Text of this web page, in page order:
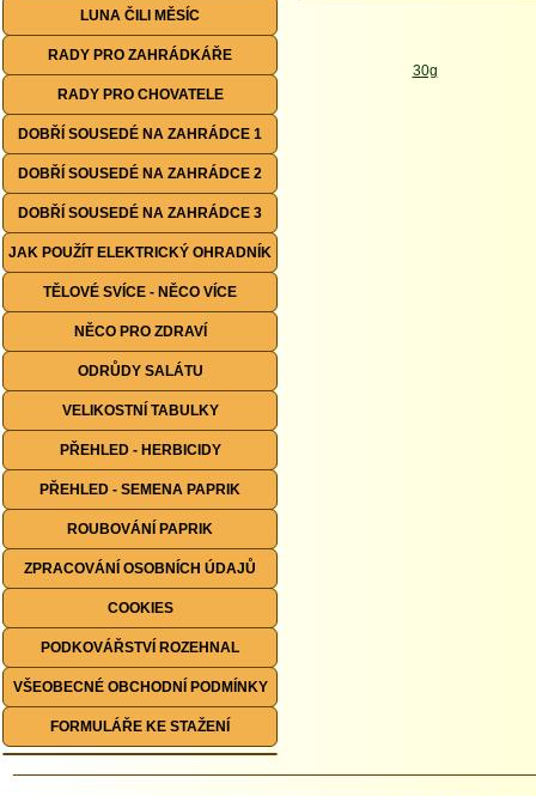
LUNA ČILI MĚSÍC
RADY PRO ZAHRÁDKÁŘE
RADY PRO CHOVATELE
DOBŘÍ SOUSEDÉ NA ZAHRÁDCE 1
DOBŘÍ SOUSEDÉ NA ZAHRÁDCE 2
DOBŘÍ SOUSEDÉ NA ZAHRÁDCE 3
JAK POUŽÍT ELEKTRICKÝ OHRADNÍK
TĚLOVÉ SVÍCE - NĚCO VÍCE
NĚCO PRO ZDRAVÍ
ODRŮDY SALÁTU
VELIKOSTNÍ TABULKY
PŘEHLED - HERBICIDY
PŘEHLED - SEMENA PAPRIK
ROUBOVÁNÍ PAPRIK
ZPRACOVÁNÍ OSOBNÍCH ÚDAJŮ
COOKIES
PODKOVÁŘSTVÍ ROZEHNAL
VŠEOBECNÉ OBCHODNÍ PODMÍNKY
FORMULÁŘE KE STAŽENÍ